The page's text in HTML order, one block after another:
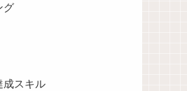
グ
成スキル